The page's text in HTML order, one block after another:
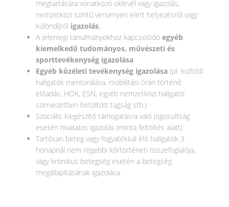
megtartására vonatkozó oklevél vagy igazolás,
nemzetközi szintű versenyen elért helyezésről vagy
különdíjról igazolás;
A jelenlegi tanulmányokhoz kapcsolódó egyéb
kiemelkedő tudományos, művészeti és
sporttevékenység igazolása
Egyéb közéleti tevékenység igazolása (pl. külföldi
hallgatók mentorálása, mobilitási órán történő
előadás, HÖK, ESN, egyéb nemzetközi hallgatói
szervezetben betöltött tagság stb.)
Szociális kiegészítő támogatásra való jogosultság
esetén hivatalos igazolás (minta feltöltés alatt)
Tartósan beteg vagy fogyatékkal élő hallgatók 3
hónapnál nem régebbi kórtörténeti összefoglalója,
vagy krónikus betegség esetén a betegség
megállapításának igazolása